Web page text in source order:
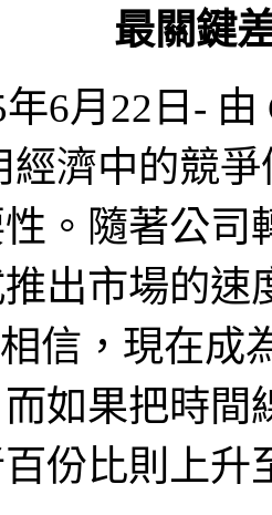
最關鍵
6月22日- 由
經濟中的競
。隨著公司
出市場的速
信，現在成
如果把時間
份比則上升